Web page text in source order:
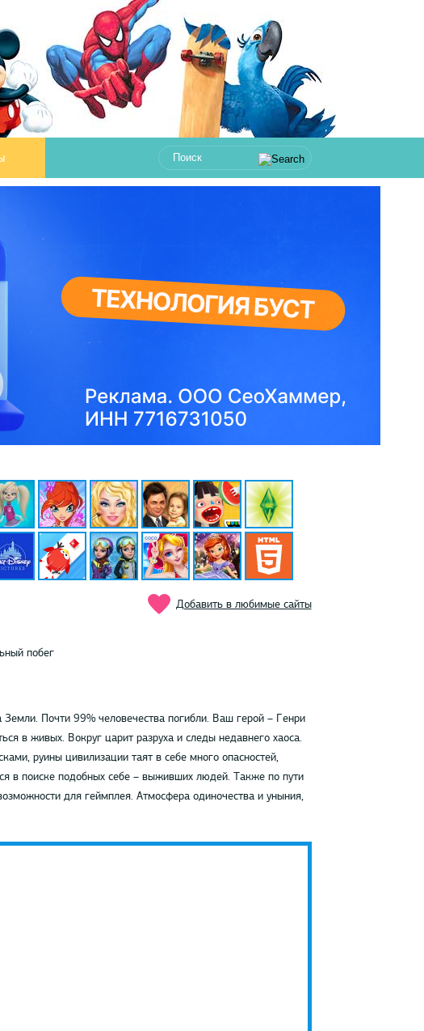
Добавить в любимые сайты
побег
Почти 99% человечества погибли. Ваш герой – Генри
в живых. Вокруг царит разруха и следы недавнего хаоса.
руины цивилизации таят в себе много опасностей,
в поиске подобных себе – выживших людей. Также по пути
для геймплея. Атмосфера одиночества и уныния,